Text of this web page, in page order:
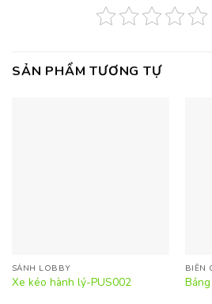
SẢN PHẨM TƯƠNG TỰ
SẢNH LOBBY
Xe kéo hành lý-PUS002
BIỂN